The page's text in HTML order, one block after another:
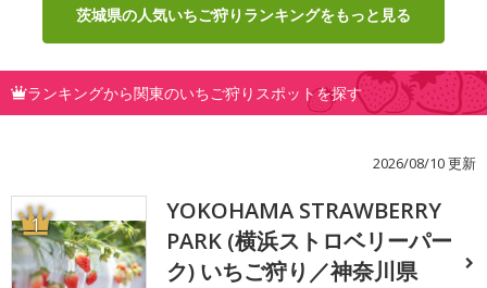
茨城県の人気いちご狩りランキングをもっと見る
ランキングから関東のいちご狩りスポットを探す
2026/08/10 更新
1
YOKOHAMA STRAWBERRY
PARK (横浜ストロベリーパー
ク) いちご狩り／神奈川県